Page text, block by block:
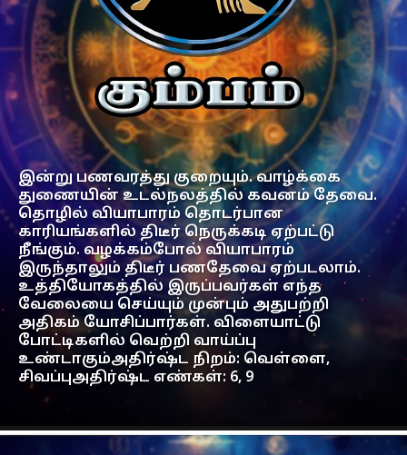
இன்று பணவரத்து குறையும். வாழ்க்கை
துணையின் உடல்நலத்தில் கவனம் தேவை.
தொழில் வியாபாரம் தொடர்பான
காரியங்களில் திடீர் நெருக்கடி ஏற்பட்டு
நீங்கும். வழக்கம்போல் வியாபாரம்
இருந்தாலும் திடீர் பணதேவை ஏற்படலாம்.
உத்தியோகத்தில் இருப்பவர்கள் எந்த
வேலையை செய்யும் முன்பும் அதுபற்றி
அதிகம் யோசிப்பார்கள். விளையாட்டு
போட்டிகளில் வெற்றி வாய்ப்பு
உண்டாகும்அதிர்ஷ்ட நிறம்: வெள்ளை,
சிவப்புஅதிர்ஷ்ட எண்கள்: 6, 9